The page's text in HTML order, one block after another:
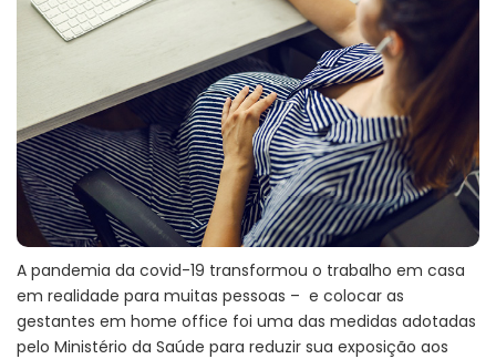
A pandemia da covid-19 transformou o trabalho em casa
em realidade para muitas pessoas – e colocar as
gestantes em home office foi uma das medidas adotadas
pelo Ministério da Saúde para reduzir sua exposição aos